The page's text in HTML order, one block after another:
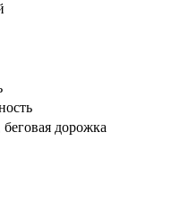
беговая дорожка